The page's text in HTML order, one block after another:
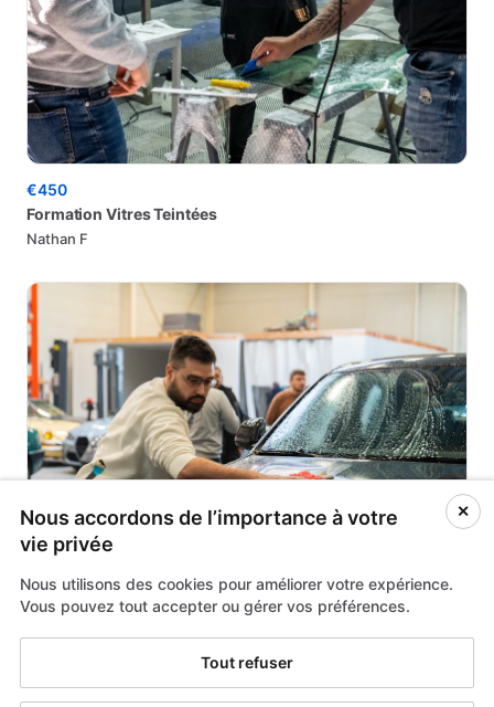
✕
Nous accordons de l’importance à votre
vie privée
Nous utilisons des cookies pour améliorer votre expérience.
Vous pouvez tout accepter ou gérer vos préférences.
Tout refuser
€450
Formation VitresTeintées
Nathan F
€295
Automobile
Nathan F